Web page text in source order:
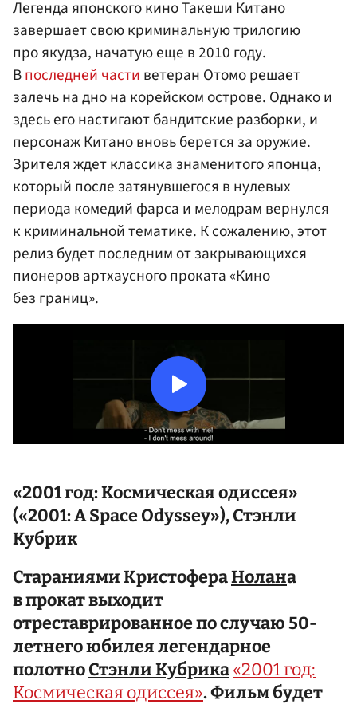
Легенда японского кино Такеши Китано
завершает свою криминальную трилогию
про якудза, начатую еще в 2010 году.
Впоследней частиветеран Отомо решает
залечь на дно на корейском острове. Однако и
здесь его настигают бандитские разборки, и
персонаж Китано вновь берется за оружие.
Зрителя ждет классика знаменитого японца,
который после затянувшегося в нулевых
периода комедий фарса и мелодрам вернулся
к криминальной тематике. К сожалению, этот
релиз будет последним от закрывающихся
пионеров артхаусного проката «Кино
без границ».
«2001 год: Космическая одиссея»
(«2001: A Space Odyssey»), Стэнли
Кубрик
Стараниями КристофераНолана
в прокат выходит
отреставрированное по случаю 50-
летнего юбилея легендарное
полотноСтэнли Кубрика«2001 год:
Космическая одиссея». Фильм будет